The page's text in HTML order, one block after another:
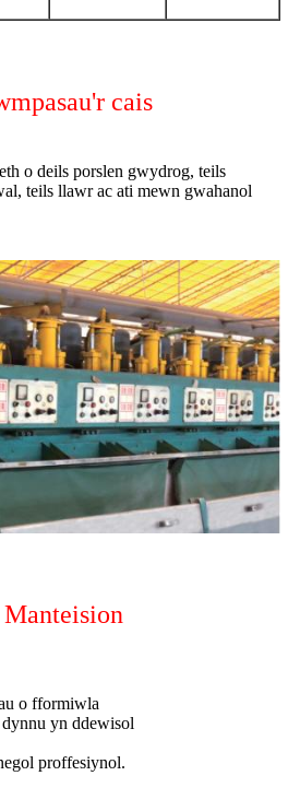
cais
o deils porslen gwydrog, teils
teils llawr ac ati mewn gwahanol
Manteision
o fformiwla
yn ddewisol
proffesiynol.